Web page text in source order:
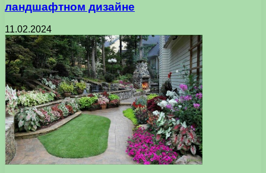
ландшафтном дизайне
11.02.2024